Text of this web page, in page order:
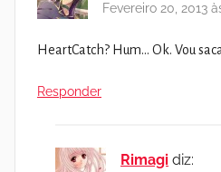
Fevereiro 20, 2013
HeartCatch? Hum… Ok. Vou
Responder
Rimagi diz: